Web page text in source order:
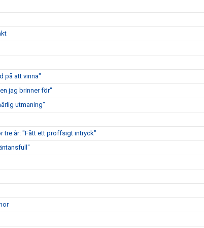
på att vinna"
jag brinner för"
utmaning"
tre år: "Fått ett proffsigt intryck"